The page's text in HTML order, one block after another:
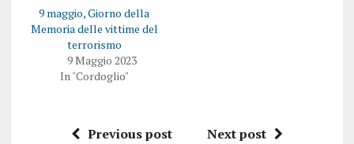
9 maggio, Giorno della
Memoria delle vittime del
terrorismo
9 Maggio 2023
In "Cordoglio"
Previous post Next post